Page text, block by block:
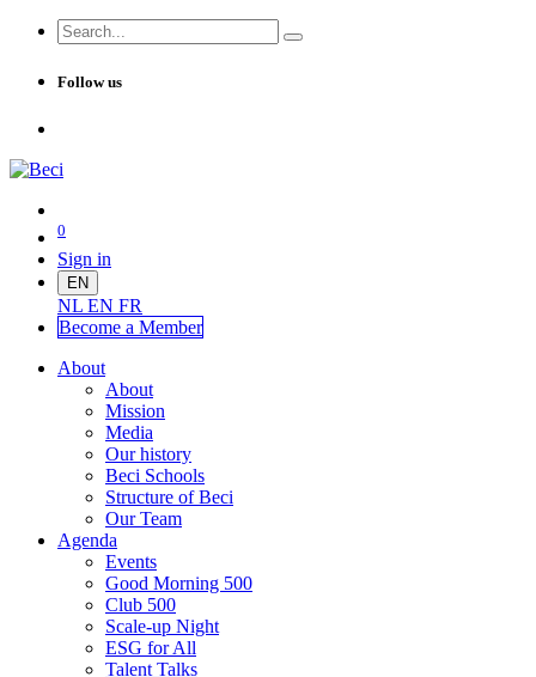
Follow us
0
Sign in
EN
NL EN FR
Become a Member
About
About
Mission
Media
Our history
Beci Schools
Structure of Beci
Our Team
Agenda
Events
Good Morning 500
Club 500
Scale-up Night
ESG for All
Talent Talks